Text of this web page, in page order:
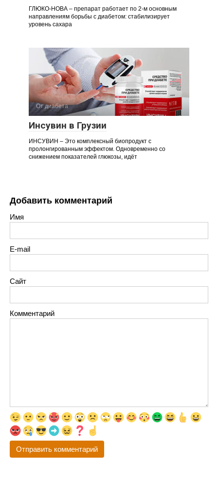
ГЛЮКО-НОВА – препарат работает по 2-м основным
направлениям борьбы с диабетом: стабилизирует
уровень сахара
От диабета
Инсувин в Грузии
ИНСУВИН – Это комплексный биопродукт с
пролонгированным эффектом. Одновременно со
снижением показателей глюкозы, идёт
Добавить комментарий
Имя
E-mail
Сайт
Комментарий